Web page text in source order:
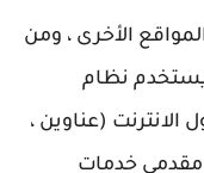
الأخرى ، ومن
نظام
(عناوين ،
"مقدمي خدمات